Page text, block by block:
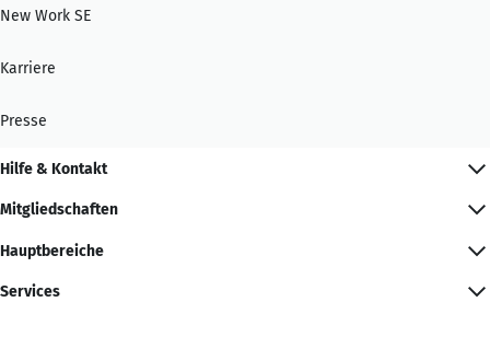
New Work SE
Karriere
Presse
Hilfe & Kontakt
Mitgliedschaften
Hauptbereiche
Services